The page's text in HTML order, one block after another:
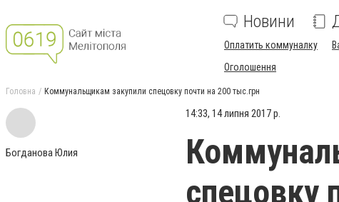
Новини
Оплатить коммуналку
Оголошення
Головна Коммунальщикам закупили спецовку почти на 200 тыс.грн
Богданова Юлия
14:33, 14 липня 2017 р.
спецовку